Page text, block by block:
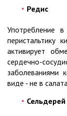
Редис
Употребление
перистальтику
активирует
сердечно-
заболеваниями
виде - не в
Сельдерей